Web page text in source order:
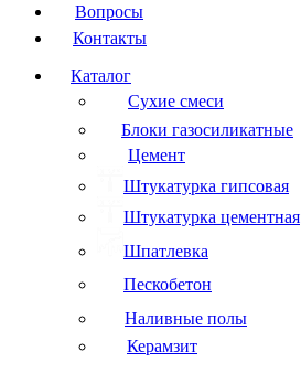
Вопросы
Контакты
Каталог
Сухие смеси
Блоки газосиликатные
Цемент
Штукатурка гипсовая
Штукатурка цементная
Шпатлевка
Пескобетон
Наливные полы
Керамзит